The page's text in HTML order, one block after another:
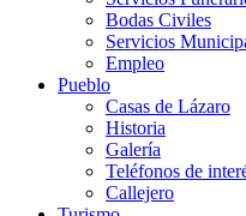
Bodas Civiles
Servicios
Empleo
Pueblo
Casas de Lázaro
Historia
Galería
Teléfonos de
Callejero